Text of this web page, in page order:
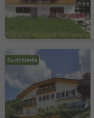
Su richiesta